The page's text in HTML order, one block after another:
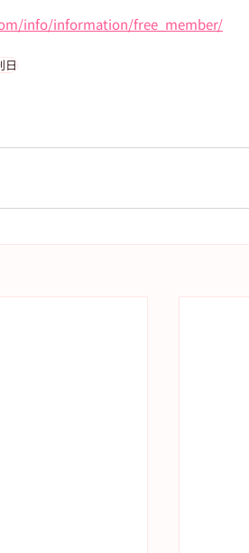
info/information/free_member/
日